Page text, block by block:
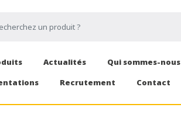
Actualités Qui sommes-nous
Recrutement Contact